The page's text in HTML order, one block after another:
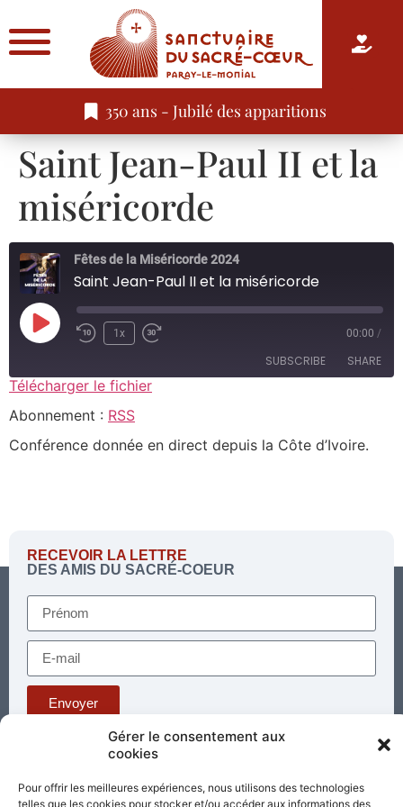
Gérer le consentement aux
cookies
Pour offrir les meilleures expériences, nous utilisons des technologies
telles que les cookies pour stocker et/ou accéder aux informations des
350 ans - Jubilé des apparitions
Saint Jean-Paul II et la
miséricorde
Fêtes de la Miséricorde 2024
Saint Jean-Paul II et la miséricorde
1x 00:00 /
SUBSCRIBE SHARE
RSS
RSS FEED
SHARE
LINK
Télécharger le fichier
Abonnement : RSS
Conférence donnée en direct depuis la Côte d’Ivoire.
RECEVOIR LA LETTRE
DES AMIS DU SACRÉ-COEUR
Envoyer
E-mail :
standard@sacrecoeur-paray.org